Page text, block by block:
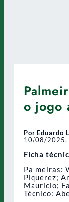
o jogo
Por Eduardo
10/08/2025,
Ficha
Palmeiras:
Piquerez;
Maurício;
Técnico: